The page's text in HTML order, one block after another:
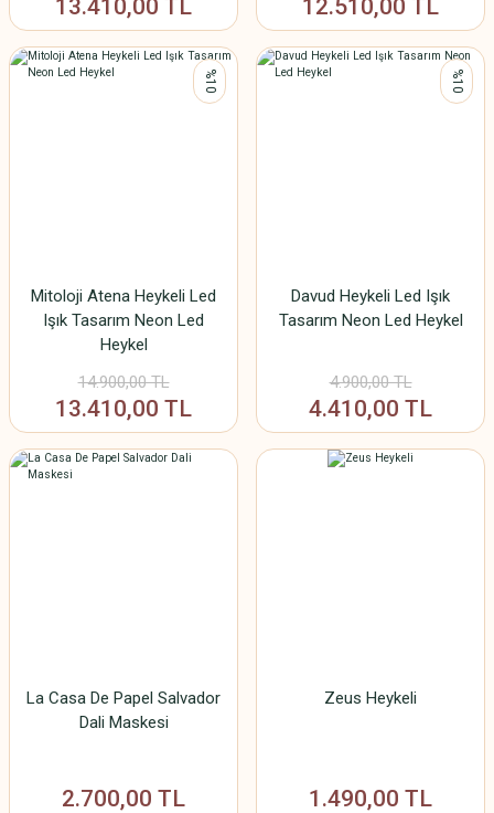
13.410,00 TL 12.510,00 TL
%10
Mitoloji Atena Heykeli Led
Işık Tasarım Neon Led
Heykel
14.900,00 TL
13.410,00 TL
%10
Davud Heykeli Led Işık
Tasarım Neon Led Heykel
4.900,00 TL
4.410,00 TL
La Casa De Papel Salvador
Dali Maskesi
2.700,00 TL
Zeus Heykeli
1.490,00 TL